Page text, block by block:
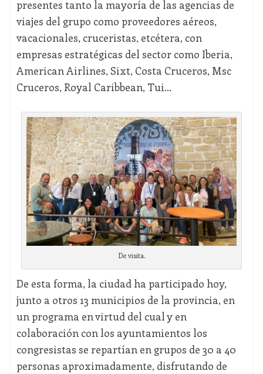
presentes tanto la mayoría de las agencias de
viajes del grupo como proveedores aéreos,
vacacionales, cruceristas, etcétera, con
empresas estratégicas del sector como Iberia,
American Airlines, Sixt, Costa Cruceros, Msc
Cruceros, Royal Caribbean, Tui…
De visita.
De esta forma, la ciudad ha participado hoy,
junto a otros 13 municipios de la provincia, en
un programa en virtud del cual y en
colaboración con los ayuntamientos los
congresistas se repartían en grupos de 30 a 40
personas aproximadamente, disfrutando de